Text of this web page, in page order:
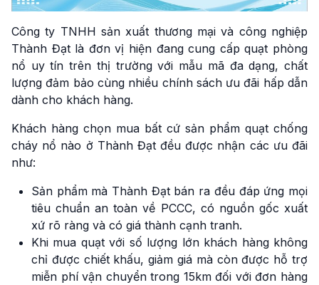
Công ty TNHH sản xuất thương mại và công nghiệp
Thành Đạt là đơn vị hiện đang cung cấp quạt phòng
nổ uy tín trên thị trường với mẫu mã đa dạng, chất
lượng đảm bảo cùng nhiều chính sách ưu đãi hấp dẫn
dành cho khách hàng.
Khách hàng chọn mua bất cứ sản phẩm quạt chống
cháy nổ nào ở Thành Đạt đều được nhận các ưu đãi
như:
Sản phẩm mà Thành Đạt bán ra đều đáp ứng mọi
tiêu chuẩn an toàn về PCCC, có nguồn gốc xuất
xứ rõ ràng và có giá thành cạnh tranh.
Khi mua quạt với số lượng lớn khách hàng không
chỉ được chiết khấu, giảm giá mà còn được hỗ trợ
miễn phí vận chuyển trong 15km đối với đơn hàng